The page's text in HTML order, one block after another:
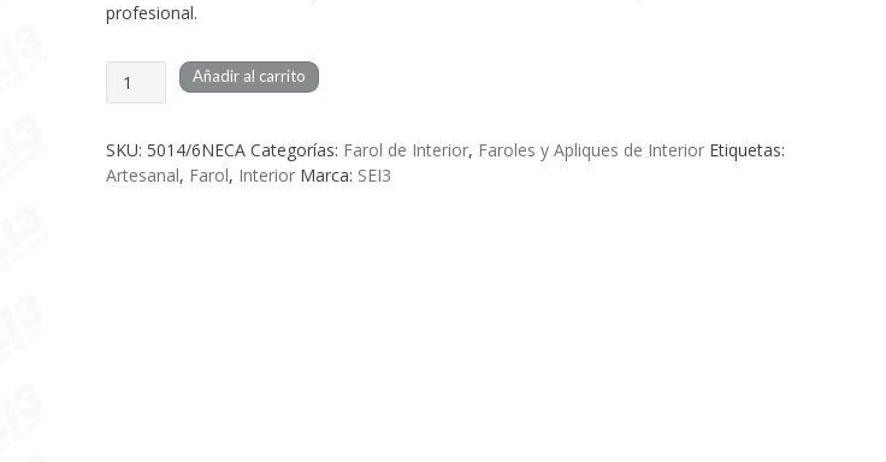
profesional.
Farol
Artesanal
Interior
Polan
Añadir al carrito
SKU: 5014/6NECA Categorías: Farol de Interior, Faroles y Apliques de Interior Etiquetas:
Artesanal, Farol, Interior Marca: SEI3